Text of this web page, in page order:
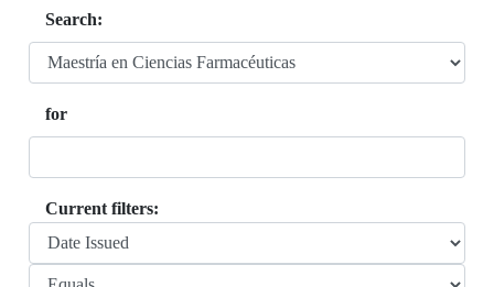
Search:
for
Current filters: